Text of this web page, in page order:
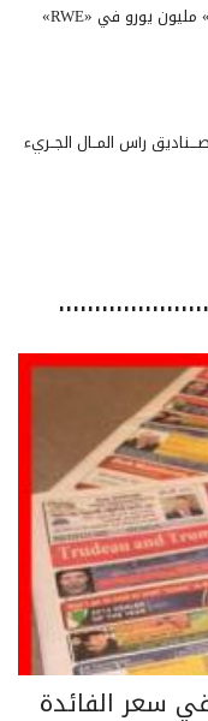
رأس المــال الجــريء
الفائدة